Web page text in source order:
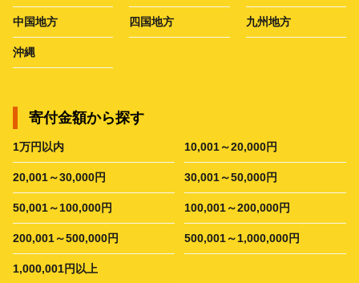
中国地方 四国地方 九州地方
沖縄
寄付金額から探す
1万円以内 10,001～20,000円
20,001～30,000円 30,001～50,000円
50,001～100,000円 100,001～200,000円
200,001～500,000円 500,001～1,000,000円
1,000,001円以上